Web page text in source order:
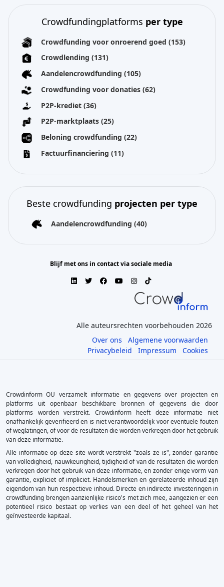
Crowdfundingplatforms per type
Crowdfunding voor onroerend goed (153)
Crowdlending (131)
Aandelencrowdfunding (105)
Crowdfunding voor donaties (62)
P2P-krediet (36)
P2P-marktplaats (25)
Beloning crowdfunding (22)
Factuurfinanciering (11)
Beste crowdfunding projecten per type
Aandelencrowdfunding (40)
Blijf met ons in contact via sociale media
Alle auteursrechten voorbehouden 2026
Over ons
Algemene voorwaarden
Privacybeleid
Impressum Cookies
Crowdinform OU verzamelt informatie en gegevens over projecten en
platforms uit openbaar beschikbare bronnen of gegevens die door
platforms worden verstrekt. Crowdinform heeft deze informatie niet
onafhankelijk geverifieerd en is niet verantwoordelijk voor eventuele fouten
of weglatingen, of voor de resultaten die worden verkregen door het gebruik
van deze informatie.
Alle informatie op deze site wordt verstrekt "zoals ze is", zonder garantie
van volledigheid, nauwkeurigheid, tijdigheid of van de resultaten die worden
verkregen door het gebruik van deze informatie, en zonder enige vorm van
garantie, expliciet of impliciet. Handelsmerken en gerelateerde inhoud zijn
eigendom van hun respectieve inhoud. Directe en indirecte investeringen in
crowdfunding brengen aanzienlijke risico's met zich mee, aangezien er een
potentieel risico bestaat op verlies van een deel of het geheel van het
geïnvesteerde kapitaal.